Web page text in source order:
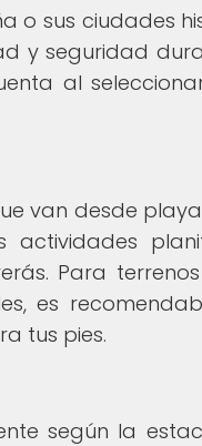
o sus ciudades
y seguridad
al
van desde
Para
es
tus pies.
según la